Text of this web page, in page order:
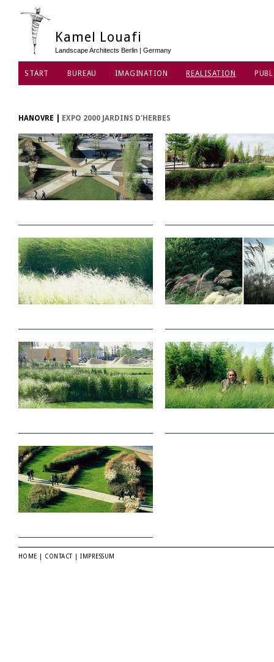
Kamel Louafi
Landscape Architects Berlin | Germany
START BUREAU IMAGINATION REALISATION
HANOVRE EXPO 2000 JARDINS D'HERBES
HOME CONTACT |IMPRESSUM